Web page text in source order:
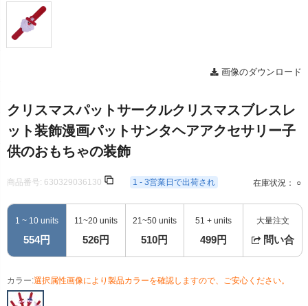
画像のダウンロード
クリスマスパットサークルクリスマスブレスレ
ット装飾漫画パットサンタヘアアクセサリー子
供のおもちゃの装飾
商品番号: 630329036130 1 - 3営業日で出荷され 在庫状況： ○
1 ~ 10 units
554円
11~20 units
526円
21~50 units
510円
51 + units
499円
大量注文
問い合
カラー:選択属性画像により製品カラーを確認しますので、ご安心ください。